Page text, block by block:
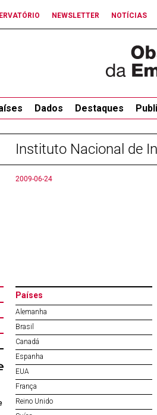
NEWSLETTER NOTÍCIAS
Dados Destaques
Instituto Nacional de
2009-06-24
Países
Alemanha
Brasil
Canadá
Espanha
EUA
França
Reino Unido